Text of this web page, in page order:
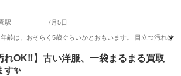
駅 7月5日
齢は、おそらく5歳ぐらいかとおもいます。 目立つ汚れは
園駅 キッズ用品 ミニスカート
れOK‼️】古い洋服、一袋まるまる買取
す✨